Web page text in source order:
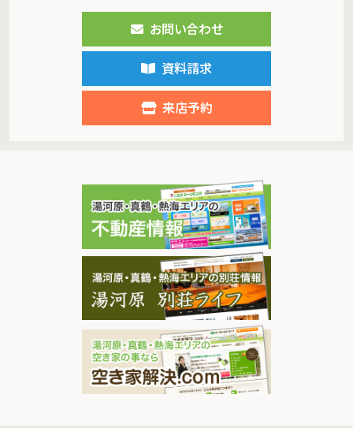
お問い合わせ
資料請求
来店予約